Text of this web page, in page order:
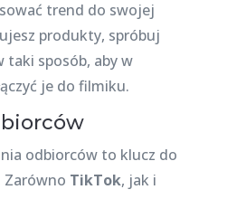
trend do swojej
produkty, spróbuj
sposób, aby w
je do filmiku.
odbiorców to klucz do
Zarówno TikTok, jak i